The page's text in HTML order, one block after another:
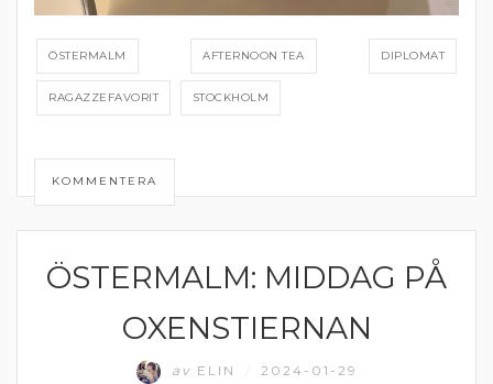
ÖSTERMALM AFTERNOON TEA DIPLOMAT
RAGAZZEFAVORIT STOCKHOLM
KOMMENTERA
ÖSTERMALM
ÖSTERMALM: MIDDAG PÅ
OXENSTIERNAN
av ELIN 2024-01-29